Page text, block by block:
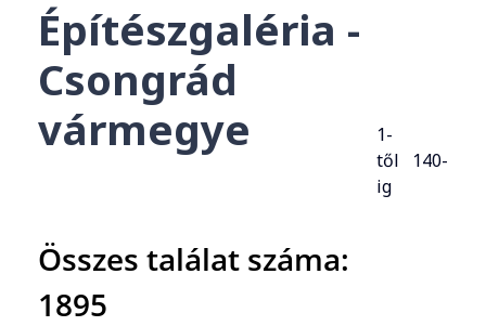
Építészgaléria -
Csongrád
vármegye
Összes találat száma:
1895
1-
től 140-
ig